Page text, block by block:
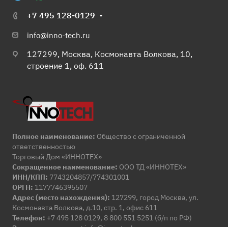
+7 495 128-0129
info@inno-tech.ru
127299, Москва, Космонавта Волкова, 10,
строение 1, оф. 611
Полное наименование: Общество с ограниченной
ответственностью
Торговый Дом «ИННОТЕХ»
Сокращенное наименование: ООО ТД «ИННОТЕХ»
ИНН/КПП: 7743204857/774301001
ОРГН: 1177746395507
Адрес (место нахождения): 127299, город Москва, ул.
Космонавта Волкова, д.10, стр. 1, офис 611
Телефон: +7 495 128 0129, 8 800 551 5251 (б/п по РФ)